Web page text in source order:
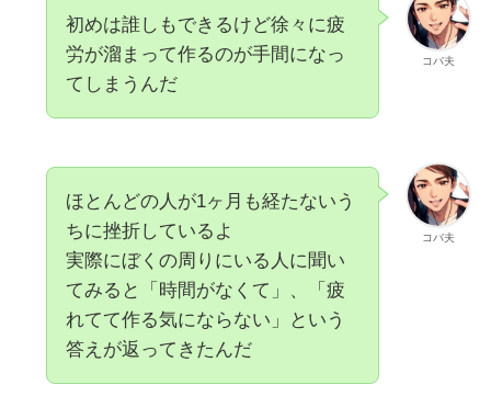
コバ夫
初めは誰しもできるけど徐々に疲
労が溜まって作るのが手間になっ
てしまうんだ
コバ夫
ほとんどの人が1ヶ月も経たないう
ちに挫折しているよ
実際にぼくの周りにいる人に聞い
てみると「時間がなくて」、「疲
れてて作る気にならない」という
答えが返ってきたんだ